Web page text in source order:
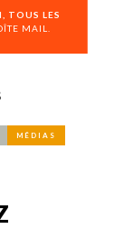
TOUS LES
MAIL.
MÉDIAS